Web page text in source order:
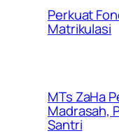
Perkuat
Matrikulasi
MTs ZaHa
Madrasah,
Santri